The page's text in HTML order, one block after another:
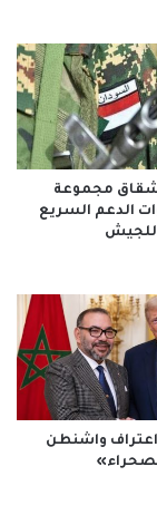
مجموعة
الدعم السريع
للجيش
واشنطن